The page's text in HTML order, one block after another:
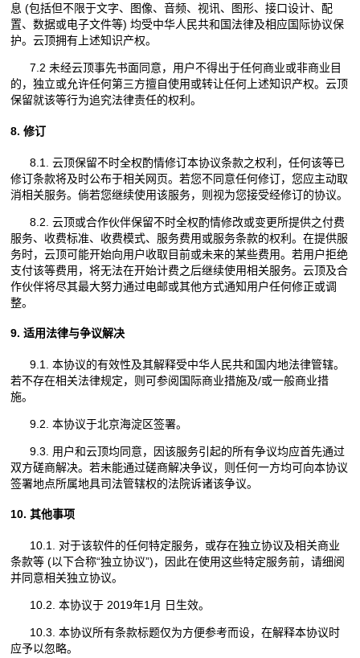
息 (包括但不限于文字、图像、音频、视讯、图形、接口设计、配
置、数据或电子文件等) 均受中华人民共和国法律及相应国际协议保
护。云顶拥有上述知识产权。
7.2 未经云顶事先书面同意，用户不得出于任何商业或非商业目
的，独立或允许任何第三方擅自使用或转让任何上述知识产权。云顶
保留就该等行为追究法律责任的权利。
8. 修订
8.1. 云顶保留不时全权酌情修订本协议条款之权利，任何该等已
修订条款将及时公布于相关网页。若您不同意任何修订，您应主动取
消相关服务。倘若您继续使用该服务，则视为您接受经修订的协议。
8.2. 云顶或合作伙伴保留不时全权酌情修改或变更所提供之付费
服务、收费标准、收费模式、服务费用或服务条款的权利。在提供服
务时，云顶可能开始向用户收取目前或未来的某些费用。若用户拒绝
支付该等费用，将无法在开始计费之后继续使用相关服务。云顶及合
作伙伴将尽其最大努力通过电邮或其他方式通知用户任何修正或调
整。
9. 适用法律与争议解决
9.1. 本协议的有效性及其解释受中华人民共和国内地法律管辖。
若不存在相关法律规定，则可参阅国际商业措施及/或一般商业措
施。
9.2. 本协议于北京海淀区签署。
9.3. 用户和云顶均同意，因该服务引起的所有争议均应首先通过
双方磋商解决。若未能通过磋商解决争议，则任何一方均可向本协议
签署地点所属地具司法管辖权的法院诉诸该争议。
10. 其他事项
10.1. 对于该软件的任何特定服务，或存在独立协议及相关商业
条款等 (以下合称“独立协议”)，因此在使用这些特定服务前，请细阅
并同意相关独立协议。
10.2. 本协议于 2019年1月 日生效。
10.3. 本协议所有条款标题仅为方便参考而设，在解释本协议时
应予以忽略。